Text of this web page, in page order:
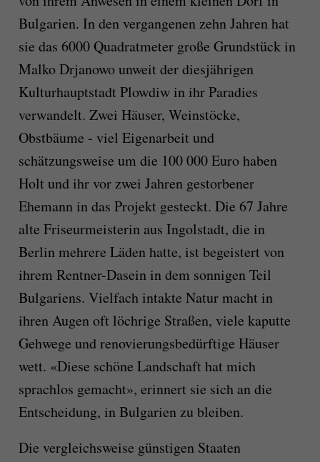
Bulgarien. In den vergangenen zehn Jahren hat
sie das 6000 Quadratmeter große Grundstück in
Malko Drjanowo unweit der diesjährigen
Kulturhauptstadt Plowdiw in ihr Paradies
verwandelt. Zwei Häuser, Weinstöcke,
Obstbäume - viel Eigenarbeit und
schätzungsweise um die 100 000 Euro haben
Holt und ihr vor zwei Jahren gestorbener
Ehemann in das Projekt gesteckt. Die 67 Jahre
alte Friseurmeisterin aus Ingolstadt, die in
Berlin mehrere Läden hatte, ist begeistert von
ihrem Rentner-Dasein in dem sonnigen Teil
Bulgariens. Vielfach intakte Natur macht in
ihren Augen oft löchrige Straßen, viele kaputte
Gehwege und renovierungsbedürftige Häuser
wett. «Diese schöne Landschaft hat mich
sprachlos gemacht», erinnert sie sich an die
Entscheidung, in Bulgarien zu bleiben.
Die vergleichsweise günstigen Staaten